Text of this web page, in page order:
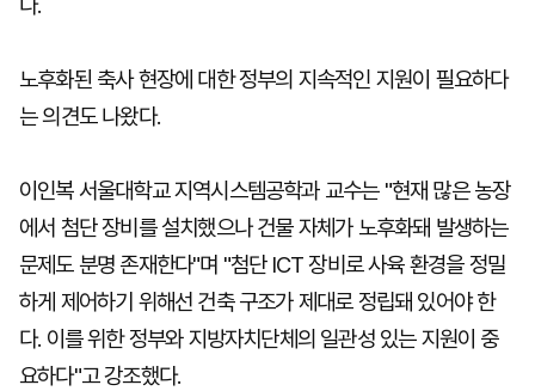
노후화된 축사 현장에 대한 정부의 지속적인 지원이 필요하다
는 의견도 나왔다.
이인복 서울대학교 지역시스템공학과 교수는 "현재 많은 농장
에서 첨단 장비를 설치했으나 건물 자체가 노후화돼 발생하는
문제도 분명 존재한다"며 "첨단 ICT 장비로 사육 환경을 정밀
하게 제어하기 위해선 건축 구조가 제대로 정립돼 있어야 한
다. 이를 위한 정부와 지방자치단체의 일관성 있는 지원이 중
요하다"고 강조했다.